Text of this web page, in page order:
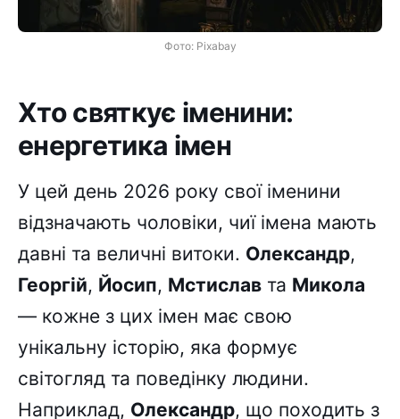
Фото: Pixabay
Хто святкує іменини:
енергетика імен
У цей день 2026 року свої іменини
відзначають чоловіки, чиї імена мають
давні та величні витоки. Олександр,
Георгій, Йосип, Мстислав та Микола
— кожне з цих імен має свою
унікальну історію, яка формує
світогляд та поведінку людини.
Наприклад, Олександр, що походить з